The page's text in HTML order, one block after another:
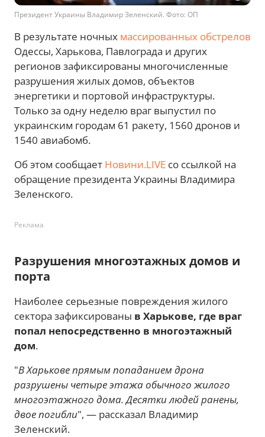
Президент Украины Владимир Зеленский. Фото: ОП
В результате ночных массированных обстрелов
Одессы, Харькова, Павлограда и других
регионов зафиксированы многочисленные
разрушения жилых домов, объектов
энергетики и портовой инфраструктуры.
Только за одну неделю враг выпустил по
украинским городам 61 ракету, 1560 дронов и
1540 авиабомб.
Об этом сообщает Новини.LIVE со ссылкой на
обращение президента Украины Владимира
Зеленского.
Реклама
Разрушения многоэтажных домов и
порта
Наиболее серьезные повреждения жилого
сектора зафиксированы в Харькове, где враг
попал непосредственно в многоэтажный
дом.
"В Харькове прямым попаданием дрона
разрушены четыре этажа обычного жилого
многоэтажного дома. Десятки людей ранены,
двое погибли", — рассказал Владимир
Зеленский.